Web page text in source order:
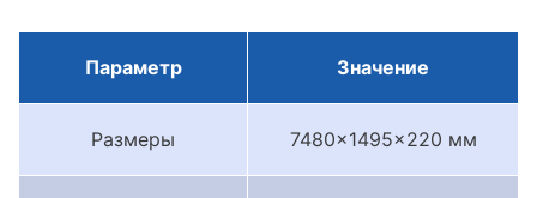
Параметр Значение
Размеры 7480x1495x220 мм